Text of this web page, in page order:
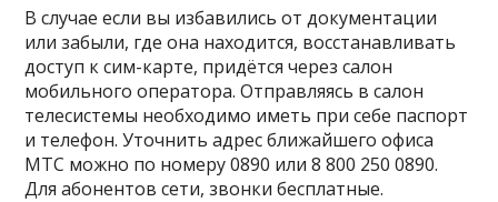
В случае если вы избавились от документации
или забыли, где она находится, восстанавливать
доступ к сим-карте, придётся через салон
мобильного оператора. Отправляясь в салон
телесистемы необходимо иметь при себе паспорт
и телефон. Уточнить адрес ближайшего офиса
МТС можно по номеру 0890 или 8 800 250 0890.
Для абонентов сети, звонки бесплатные.